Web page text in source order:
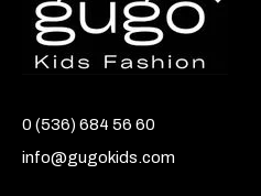
0 (536) 684 56 60
info@gugokids.com